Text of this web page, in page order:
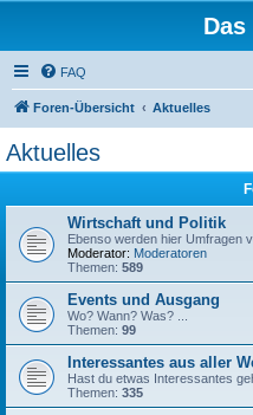
Das
FAQ
Foren-Übersicht Aktuelles
Aktuelles
Wirtschaft und Politik
Ebenso werden hier Umfragen
Moderator: Moderatoren
Themen: 589
Events und Ausgang
Wo? Wann? Was? ...
Themen: 99
Interessantes aus aller
Hast du etwas Interessantes
Themen: 335